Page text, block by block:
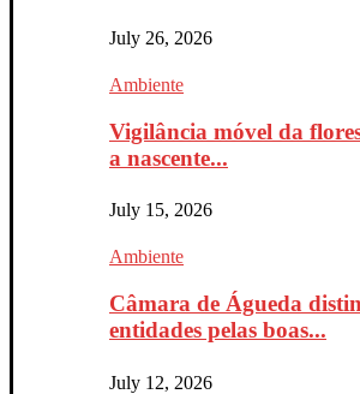
July 26, 2026
Ambiente
Vigilância móvel da
a nascente...
July 15, 2026
Ambiente
Câmara de Águeda
entidades pelas boas...
July 12, 2026